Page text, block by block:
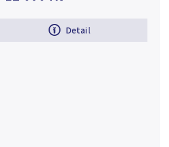
Detail